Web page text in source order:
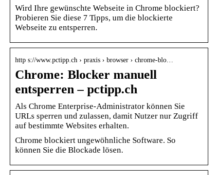
Wird Ihre gewünschte Webseite in Chrome blockiert?
Probieren Sie diese 7 Tipps, um die blockierte
Webseite zu entsperren.
http s://www.pctipp.ch › praxis › browser › chrome-blo…
Chrome: Blocker manuell
entsperren – pctipp.ch
Als Chrome Enterprise-Administrator können Sie
URLs sperren und zulassen, damit Nutzer nur Zugriff
auf bestimmte Websites erhalten.
Chrome blockiert ungewöhnliche Software. So
können Sie die Blockade lösen.